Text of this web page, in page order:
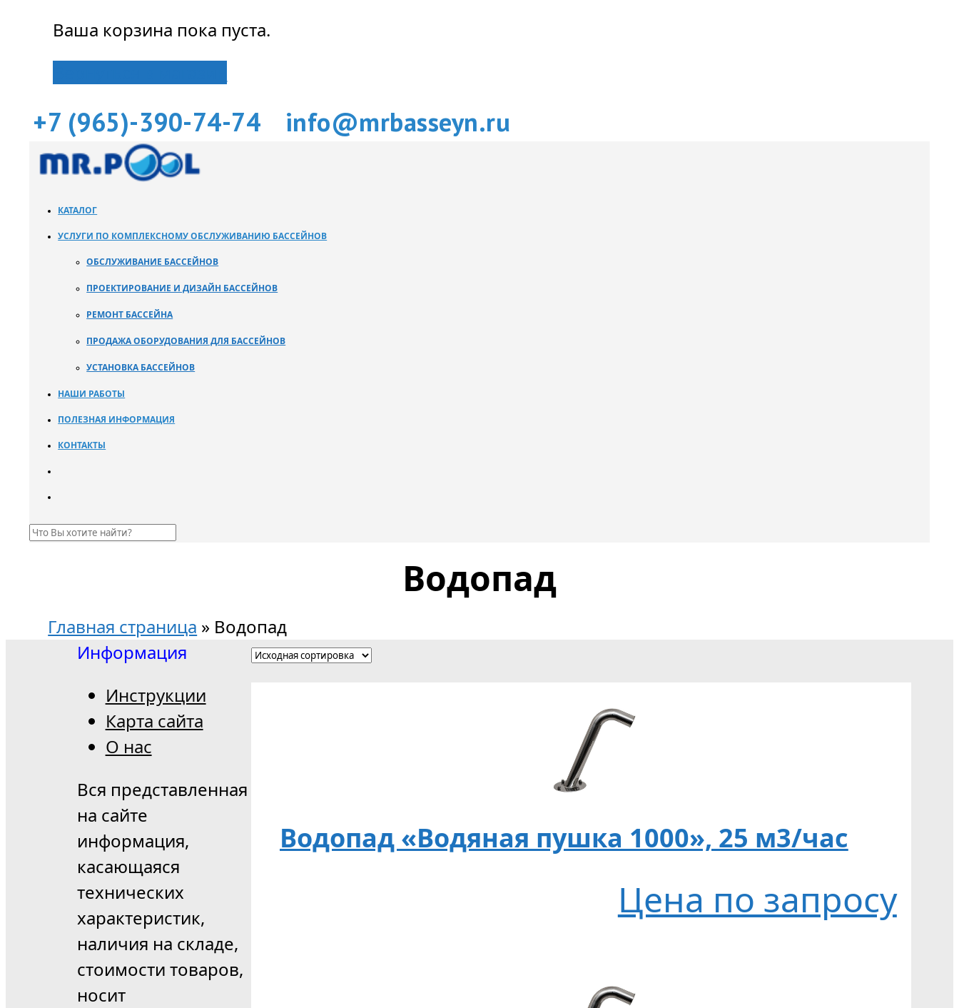
Ваша корзина пока пуста.
+7 (965)-390-74-74 info@mrbasseyn.ru
КАТАЛОГ
УСЛУГИ ПО КОМПЛЕКСНОМУ ОБСЛУЖИВАНИЮ БАССЕЙНОВ
ОБСЛУЖИВАНИЕ БАССЕЙНОВ
ПРОЕКТИРОВАНИЕ И ДИЗАЙН БАССЕЙНОВ
РЕМОНТ БАССЕЙНА
ПРОДАЖА ОБОРУДОВАНИЯ ДЛЯ БАССЕЙНОВ
УСТАНОВКА БАССЕЙНОВ
НАШИ РАБОТЫ
ПОЛЕЗНАЯ ИНФОРМАЦИЯ
КОНТАКТЫ
Водопад
Главная страница » Водопад
Водопад «Водяная пушка 1000», 25 м3/час
Цена по запросу
Информация
Инструкции
Карта сайта
О нас
Вся представленная
на сайте
информация,
касающаяся
технических
характеристик,
наличия на складе,
стоимости товаров,
носит